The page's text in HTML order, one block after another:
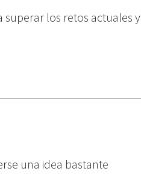
superar los retos actuales y
una idea bastante